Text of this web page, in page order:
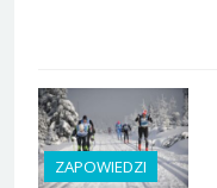
ZAPOWIEDZI